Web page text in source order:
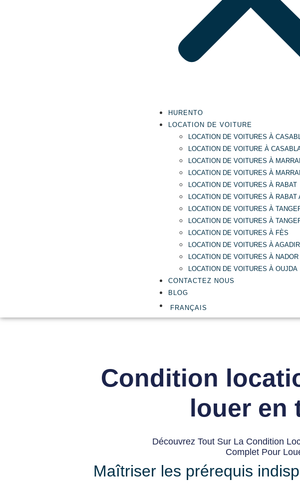
HURENTO
LOCATION DE VOITURE
LOCATION DE VOITURES À
LOCATION DE VOITURE À
LOCATION DE VOITURES À
LOCATION DE VOITURES À
LOCATION DE VOITURES À RABAT
LOCATION DE VOITURES À RABAT
LOCATION DE VOITURES À
LOCATION DE VOITURES À
LOCATION DE VOITURES À FÈS
LOCATION DE VOITURES À AGADIR
LOCATION DE VOITURES À NADOR
LOCATION DE VOITURES À OUJDA
CONTACTEZ NOUS
BLOG
FRANÇAIS
Condition
louer en
Découvrez Tout Sur La Condition
Complet Pour
Maîtriser les prérequis